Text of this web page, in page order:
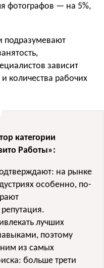
фотографов — на 5%,
подразумевают
зависит
количества рабочих
категории
Работы»:
на рынке
особенно, по-
лучших
поэтому
из самых
больше трети